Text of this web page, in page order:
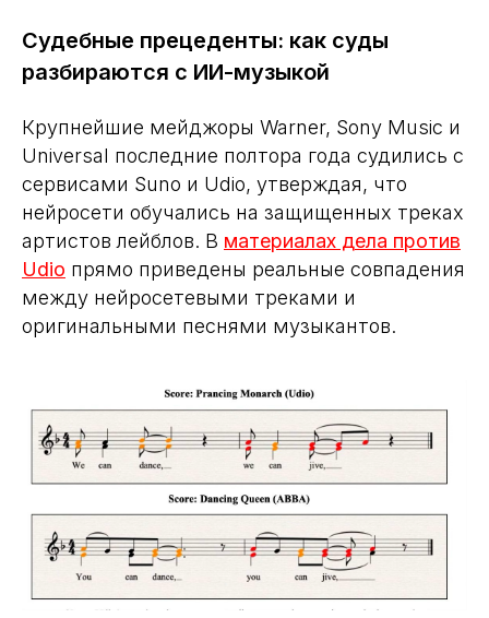
Судебные прецеденты: как суды
разбираются с ИИ-музыкой
Крупнейшие мейджоры Warner, Sony Music и
Universal последние полтора года судились с
сервисами Suno и Udio, утверждая, что
нейросети обучались на защищенных треках
артистов лейблов. В материалах дела против
Udio прямо приведены реальные совпадения
между нейросетевыми треками и
оригинальными песнями музыкантов.